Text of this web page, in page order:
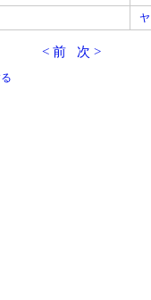
< 前 次 >